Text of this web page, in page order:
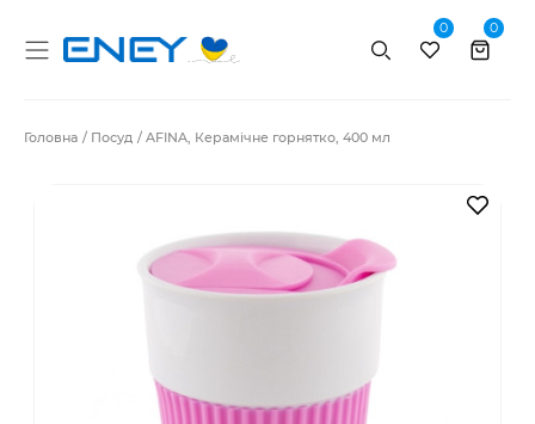
Пошук
0 0
Головна Посуд AFINA, Керамічне горнятко, 400 мл
В